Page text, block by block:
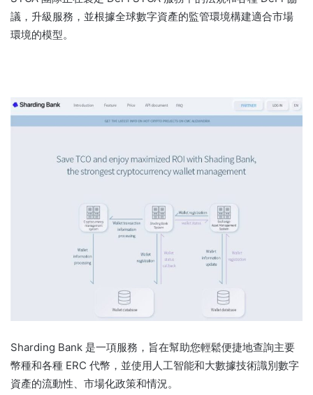
議，升級服務，並根據全球數字資產的監管環境構建適合市場
環境的模型。
Sharding Bank 是一項服務，旨在幫助您輕鬆便捷地查詢主要
幣種和各種 ERC 代幣，並使用人工智能和大數據技術識別數字
資產的流動性、市場化政策和情況。